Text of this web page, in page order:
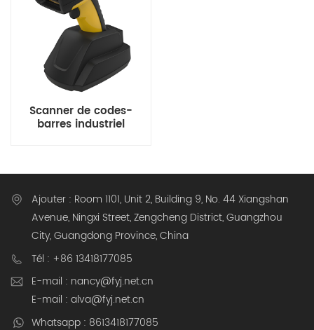
Scanner de codes-
barres industriel
Ajouter : Room 1101, Unit 2, Building 9, No. 44 Xiangshan
Avenue, Ningxi Street, Zengcheng District, Guangzhou
City, Guangdong Province, China
Tél : +86 13418177085
E-mail : nancy@fyj.net.cn
E-mail : alva@fyj.net.cn
Whatsapp : 8613418177085